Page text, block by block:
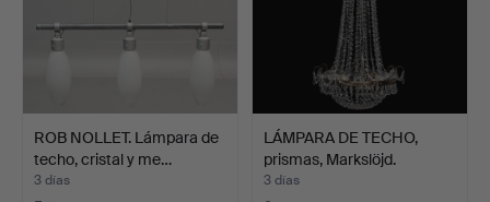
ROB NOLLET. Lámpara de
techo, cristal y me…
3 días
LÁMPARA DE TECHO,
prismas, Markslöjd.
3 días